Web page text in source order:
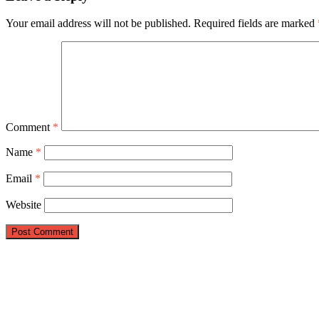
Your email address will not be published. Required fields are marked
Comment *
Name *
Email *
Website